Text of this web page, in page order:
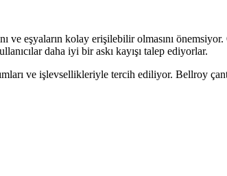
ve eşyaların kolay erişilebilir olmasını
daha iyi bir askı kayışı talep ediyorlar.
ve işlevsellikleriyle tercih ediliyor. Bellroy